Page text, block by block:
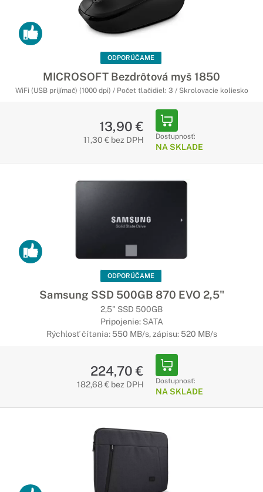
ODPORÚČAME
MICROSOFT Bezdrôtová myš 1850
WiFi (USB prijímač) (1000 dpi) / Počet tlačidiel: 3 / Skrolovacie koliesko
13,90 €
11,30 € bez DPH Dostupnosť:
NA SKLADE
ODPORÚČAME
Samsung SSD 500GB 870 EVO 2,5"
2,5" SSD 500GB
Pripojenie: SATA
Rýchlosť čítania: 550 MB/s, zápisu: 520 MB/s
224,70 €
182,68 € bez DPH Dostupnosť:
NA SKLADE